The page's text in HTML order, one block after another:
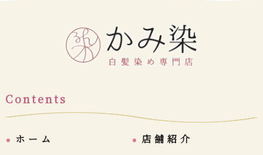
Contents
ホーム 店舗紹介